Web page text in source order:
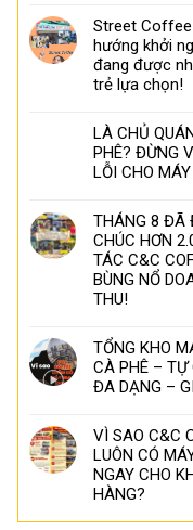
Street
hướng khởi
đang được
trẻ lựa chọn!
LÀ CHỦ
PHÊ? ĐỪNG
LỖI CHO
THÁNG 8 ĐÃ
CHÚC HƠN
TÁC C&C
BÙNG NỔ
THU!
TỔNG KHO
CÀ PHÊ – TỰ
ĐA DẠNG –
VÌ SAO C&C
LUÔN CÓ
NGAY CHO
HÀNG?